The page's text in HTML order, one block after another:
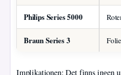
Philips Series 5000
Braun Series 3 Folie
Implikationen: Det finns ingen